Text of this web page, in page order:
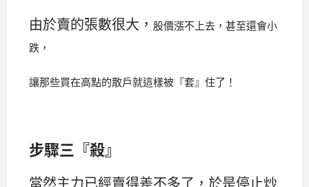
由於賣的張數很大， 股價漲不上去，甚至還會小
跌，
讓那些買在高點的散戶就這樣被『套』住了！
步驟三『殺』
當然主力已經賣得差不多了，於是停止炒